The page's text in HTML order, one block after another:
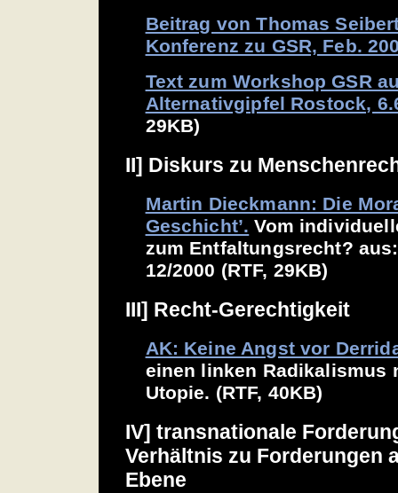
Beitrag von Thomas
Konferenz zu GSR, Feb.
Text zum Workshop GSR
Alternativgipfel Rostock,
29KB)
II] Diskurs zu
Martin Dieckmann: Die
Geschicht’. Vom
zum Entfaltungsrecht?
12/2000 (RTF, 29KB)
III] Recht-Gerechtigkeit
AK: Keine Angst vor
einen linken Radikalismus
Utopie. (RTF, 40KB)
IV] transnationale
Verhältnis zu Forderungen
Ebene